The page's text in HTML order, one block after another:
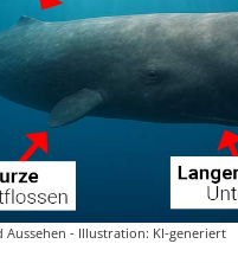
- Illustration: KI-generiert